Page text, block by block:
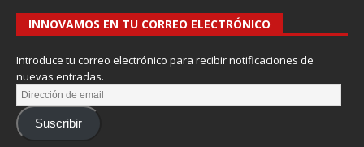
INNOVAMOS EN TU CORREO ELECTRÓNICO
Introduce tu correo electrónico para recibir notificaciones de
nuevas entradas.
Suscribir